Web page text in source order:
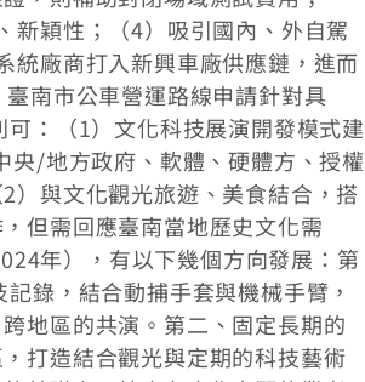
新穎性；（4）吸引國內、外自駕
統廠商打入新興車廠供應鏈，進而
南市公車營運路線申請針對具
：（1）文化科技展演開發模式建
/地方政府、軟體、硬體方、授權
）與文化觀光旅遊、美食結合，搭
但需回應臺南當地歷史文化需
年），有以下幾個方向發展：第
錄，結合動捕手套與機械手臂，
地區的共演。第二、固定長期的
打造結合觀光與定期的科技藝術